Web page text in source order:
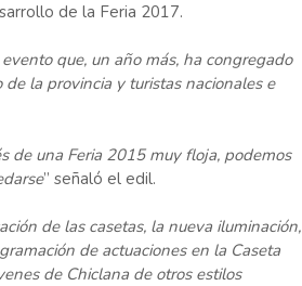
de la Feria 2017.
que, un año más, ha congregado
la provincia y turistas nacionales e
de una Feria 2015 muy floja, podemos
” señaló el edil.
de las casetas, la nueva iluminación,
de actuaciones en la Caseta
de Chiclana de otros estilos